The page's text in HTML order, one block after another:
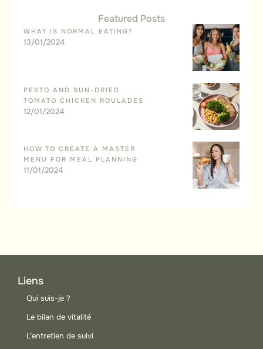
Featured Posts
WHAT IS NORMAL EATING?
13/01/2024
PESTO AND SUN-DRIED
TOMATO CHICKEN ROULADES
12/01/2024
HOW TO CREATE A MASTER
MENU FOR MEAL PLANNING
11/01/2024
Liens
Qui suis-je ?
Le bilan de vitalité
L’entretien de suivi